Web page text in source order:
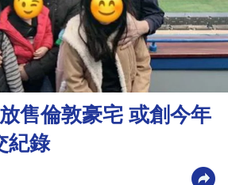
售倫敦豪宅 或創今年
紀錄